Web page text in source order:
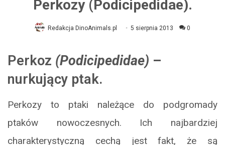
Perkozy (Podicipedidae).
Redakcja DinoAnimals.pl 5 sierpnia 2013 0
Perkoz (Podicipedidae) –
nurkujący ptak.
Perkozy to ptaki należące do podgromady
ptaków nowoczesnych. Ich najbardziej
charakterystyczną cechą jest fakt, że są